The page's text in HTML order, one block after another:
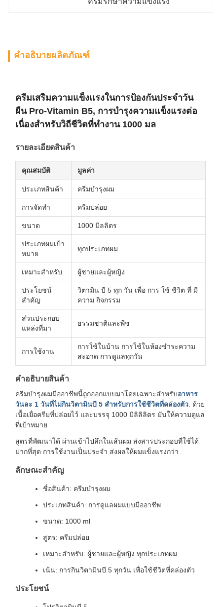
คำอธิบายผลิตภัณฑ์
ครีมเสริมความแข็งแรงในการป้องกันประจําวัน
ผืน Pro-Vitamin B5, การบํารุงความแข็งแรงต่อ
เนื่องสําหรับวิถีชีวิตที่ทํางาน 1000 มล
รายละเอียดสินค้า
คุณสมบัติ มูลค่า
ประเภทสินค้า ครีมบํารุงผม
การจัดทํา ครีมปล่อย
ขนาด 1000 มิลลิตร
ประเภทผมเป้า
หมาย
ทุกประเภทผม
เหมาะสําหรับ ผู้ชายและผู้หญิง
ประโยชน์
สําคัญ
วิตามิน บี 5 ทุก วัน เพื่อ การ ใช้ ชีวิต ที่ มี
ความ กิจกรรม
ส่วนประกอบ
แหล่งที่มา
ธรรมชาติและพืช
การใช้งาน
การใช้ในบ้าน การใช้ในห้องชําระความ
สะอาด การดูแลทุกวัน
คําอธิบายสินค้า
ครีมบํารุงผมมืออาชีพนี้ถูกออกแบบมาโดยเฉพาะสําหรับอาหาร
วันละ 1 วันที่ไม่กินวิตามินบี 5 สําหรับการใช้ชีวิตที่คล่องตัว . ด้วย
เนื้อเยื่อครีมที่ปล่อยไว้ และบรรจุ 1000 มิลิลิลิตร มันให้ความดูแล
ที่เป้าหมาย
สูตรที่พัฒนาได้ ผ่านเข้าไปลึกในเส้นผม ส่งสารประกอบที่ใช้ได้
มากที่สุด การใช้งานเป็นประจํา ส่งผลให้ผมแข็งแรงกว่า
ลักษณะสําคัญ
ชื่อสินค้า: ครีมบํารุงผม
ประเภทสินค้า: การดูแลผมแบบมืออาชีพ
ขนาด: 1000 ml
สูตร: ครีมปล่อย
เหมาะสําหรับ: ผู้ชายและผู้หญิง ทุกประเภทผม
เน้น: การกินวิตามินบี 5 ทุกวัน เพื่อใช้ชีวิตที่คล่องตัว
ประโยชน์